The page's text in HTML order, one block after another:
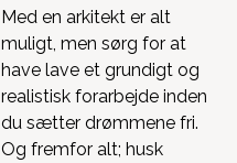
Med en arkitekt er alt
muligt, men sørg for at
have lave et grundigt og
realistisk forarbejde inden
du sætter drømmene fri.
Og fremfor alt; husk